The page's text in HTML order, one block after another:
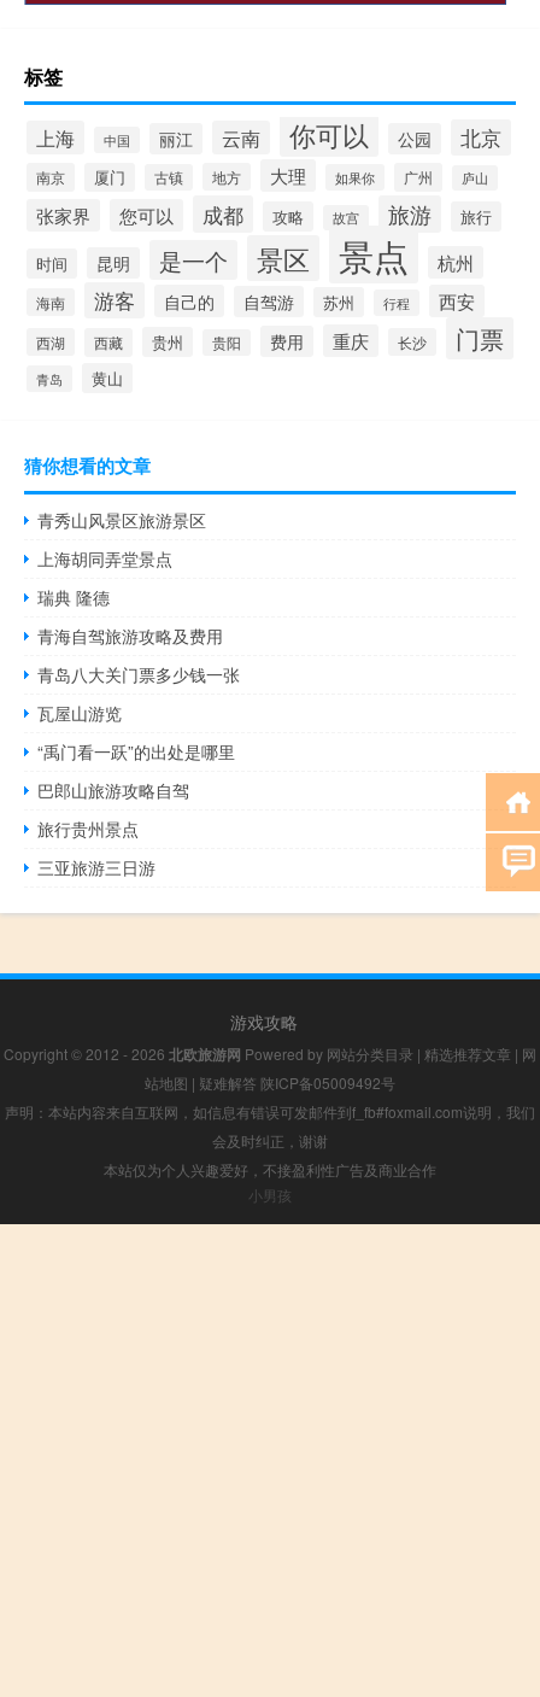
标签
上海 中国 丽江 云南 你可以 公园 北京
南京 厦门 古镇 地方 大理 如果你 广州 庐山
张家界 您可以 成都 攻略 故宫 旅游 旅行
时间 昆明 是一个 景区 景点 杭州
海南 游客 自己的 自驾游 苏州 行程 西安
西湖 西藏 贵州 贵阳 费用 重庆 长沙 门票
青岛 黄山
猜你想看的文章
青秀山风景区旅游景区
上海胡同弄堂景点
瑞典 隆德
青海自驾旅游攻略及费用
青岛八大关门票多少钱一张
瓦屋山游览
“禹门看一跃”的出处是哪里
巴郎山旅游攻略自驾
旅行贵州景点
三亚旅游三日游
游戏攻略
Copyright © 2012 - 2026 北欧旅游网 Powered by 网站分类目录 | 精选推荐文章 | 网
站地图 | 疑难解答 陕ICP备05009492号
声明：本站内容来自互联网，如信息有错误可发邮件到f_fb#foxmail.com说明，我们
会及时纠正，谢谢
本站仅为个人兴趣爱好，不接盈利性广告及商业合作
小男孩